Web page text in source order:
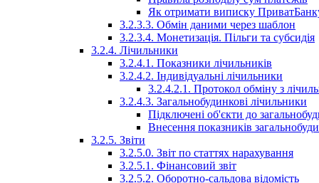
Як отримати виписку
3.2.3.3. Обмін даними через шаблон
3.2.3.4. Монетизація. Пільги та субсидія
3.2.4. Лічильники
3.2.4.1. Показники лічильників
3.2.4.2. Індивідуальні лічильники
3.2.4.2.1. Протокол обміну з
3.2.4.3. Загальнобудинкові лічильники
Підключені об'єкти до
Внесення показників
3.2.5. Звіти
3.2.5.0. Звіт по статтях нарахування
3.2.5.1. Фінансовий звіт
3.2.5.2. Оборотно-сальдова відомість